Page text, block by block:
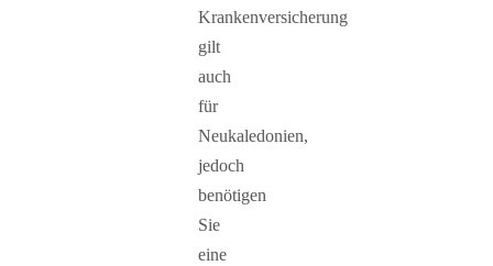
Krankenversicherung
gilt
auch
für
Neukaledonien,
jedoch
benötigen
Sie
eine